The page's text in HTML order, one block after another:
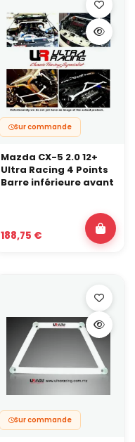
Sur commande
Mazda CX-5 2.0 12+
Ultra Racing 4 Points
Barre inférieure avant
188,75 €
Sur commande